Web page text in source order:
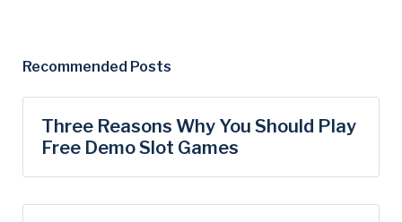
Recommended Posts
Three Reasons Why You Should Play
Free Demo Slot Games